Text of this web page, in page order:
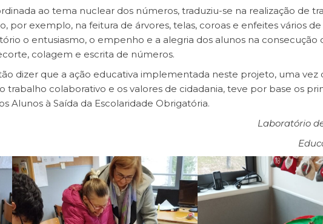
ao tema nuclear dos números, traduziu-se na realização de
por exemplo, na feitura de árvores, telas, coroas e enfeites vários
o entusiasmo, o empenho e a alegria dos alunos na consecução
colagem e escrita de números.
dizer que a ação educativa implementada neste projeto, uma vez
trabalho colaborativo e os valores de cidadania, teve por base os
dos Alunos à Saída da Escolaridade Obrigatória.
Laboratório